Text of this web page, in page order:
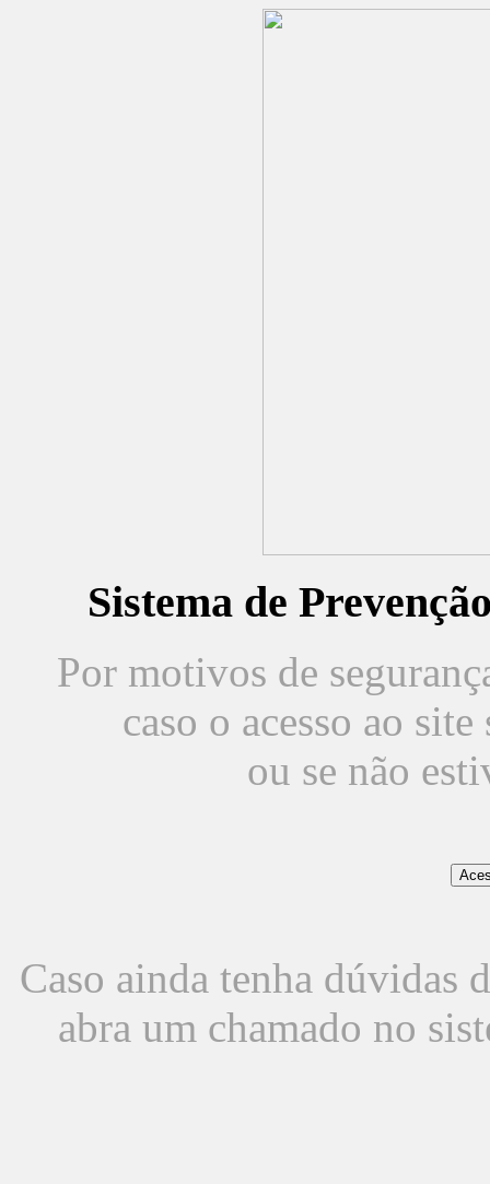
Sistema de
Por motivos de
caso o acesso ao
ou se não
Caso ainda tenha dúvidas
abra um chamado no